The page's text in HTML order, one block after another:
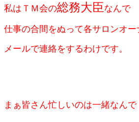
私はＴＭ会の総務大臣なんで
仕事の合間をぬって各サロンオー
メールで連絡をするわけです。
まぁ皆さん忙しいのは一緒なんで